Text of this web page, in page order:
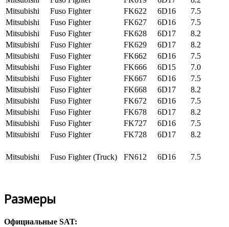
Mitsubishi
Fuso Fighter FK622 6D16
7.5
Mitsubishi
Fuso Fighter FK627 6D16
7.5
Mitsubishi
Fuso Fighter FK628 6D17
8.2
Mitsubishi
Fuso Fighter FK629 6D17
8.2
Mitsubishi
Fuso Fighter FK662 6D16
7.5
Mitsubishi
Fuso Fighter FK666 6D15
7.0
Mitsubishi
Fuso Fighter FK667 6D16
7.5
Mitsubishi
Fuso Fighter FK668 6D17
8.2
Mitsubishi
Fuso Fighter FK672 6D16
7.5
Mitsubishi
Fuso Fighter FK678 6D17
8.2
Mitsubishi
Fuso Fighter FK727 6D16
7.5
Mitsubishi
Fuso Fighter FK728 6D17 8.2
Mitsubishi Fuso Fighter (Truck) FN612 6D16 7.5
Размеры
Официальные SAT: